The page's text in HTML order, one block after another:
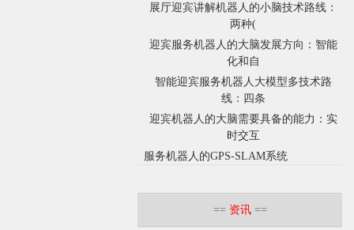
展厅迎宾讲解机器人的小脑技术路线：
两种(
迎宾服务机器人的大脑发展方向：智能
化和自
智能迎宾服务机器人大模型多技术路
线：四条
迎宾机器人的大脑需要具备的能力：实
时交互
服务机器人的GPS-SLAM系统
== 资讯==